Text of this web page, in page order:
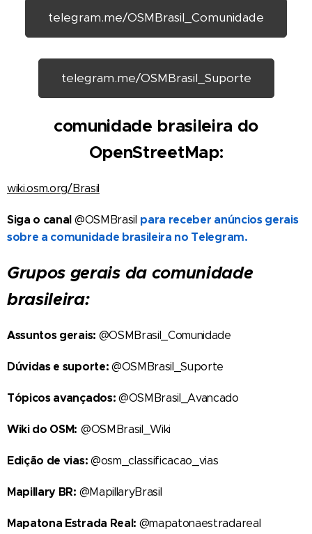
telegram.me/OSMBrasil_Comunidade
telegram.me/OSMBrasil_Suporte
comunidade brasileira do
OpenStreetMap:
wiki.osm.org/Brasil
Siga o canal @OSMBrasil para receber anúncios gerais
sobre a comunidade brasileira no Telegram.
Grupos gerais da comunidade
brasileira:
Assuntos gerais: @OSMBrasil_Comunidade
Dúvidas e suporte: @OSMBrasil_Suporte
Tópicos avançados: @OSMBrasil_Avancado
Wiki do OSM: @OSMBrasil_Wiki
Edição de vias: @osm_classificacao_vias
Mapillary BR: @MapillaryBrasil
Mapatona Estrada Real: @mapatonaestradareal